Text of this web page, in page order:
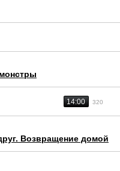
14:00 320
Возвращение домой